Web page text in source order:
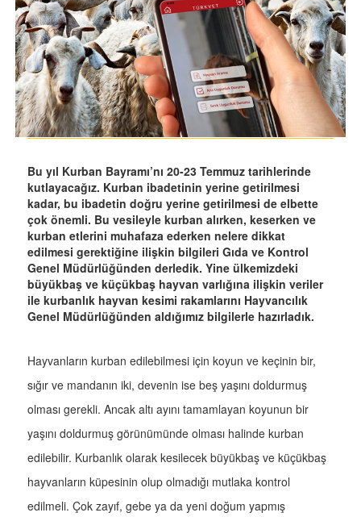
Bu yıl Kurban Bayramı’nı 20-23 Temmuz tarihlerinde
kutlayacağız. Kurban ibadetinin yerine getirilmesi
kadar, bu ibadetin doğru yerine getirilmesi de elbette
çok önemli. Bu vesileyle kurban alırken, keserken ve
kurban etlerini muhafaza ederken nelere dikkat
edilmesi gerektiğine ilişkin bilgileri Gıda ve Kontrol
Genel Müdürlüğünden derledik. Yine ülkemizdeki
büyükbaş ve küçükbaş hayvan varlığına ilişkin veriler
ile kurbanlık hayvan kesimi rakamlarını Hayvancılık
Genel Müdürlüğünden aldığımız bilgilerle hazırladık.
Hayvanların kurban edilebilmesi için koyun ve keçinin bir,
sığır ve mandanın iki, devenin ise beş yaşını doldurmuş
olması gerekli. Ancak altı ayını tamamlayan koyunun bir
yaşını doldurmuş görünümünde olması halinde kurban
edilebilir. Kurbanlık olarak kesilecek büyükbaş ve küçükbaş
hayvanların küpesinin olup olmadığı mutlaka kontrol
edilmeli. Çok zayıf, gebe ya da yeni doğum yapmış